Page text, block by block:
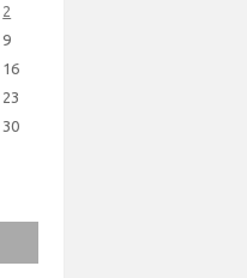
2
9
16
23
30